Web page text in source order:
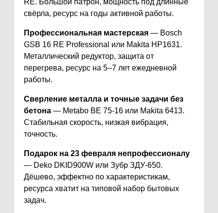
RE. Большой патрон, мощность под длинные
свёрла, ресурс на годы активной работы.
Профессиональная мастерская — Bosch
GSB 16 RE Professional или Makita HP1631.
Металлический редуктор, защита от
перегрева, ресурс на 5–7 лет ежедневной
работы.
Сверление металла и точные задачи без
бетона — Metabo BE 75-16 или Makita 6413.
Стабильная скорость, низкая вибрация,
точность.
Подарок на 23 февраля непрофессионалу
— Deko DKID900W или Зубр ЗДУ-650.
Дёшево, эффектно по характеристикам,
ресурса хватит на типовой набор бытовых
задач.